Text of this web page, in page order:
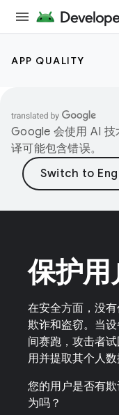
APP QUALITY
Google 会使用 AI 技
译可能包含错误。
保护用
在安全方面，没
欺诈和盗窃。当
间赛跑，攻击者
用并提取其个人数
您的用户是否有
为吗？